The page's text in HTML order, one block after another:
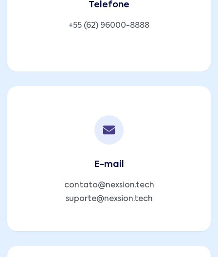
Telefone
+55 (62) 96000-8888
E-mail
contato@nexsion.tech
suporte@nexsion.tech